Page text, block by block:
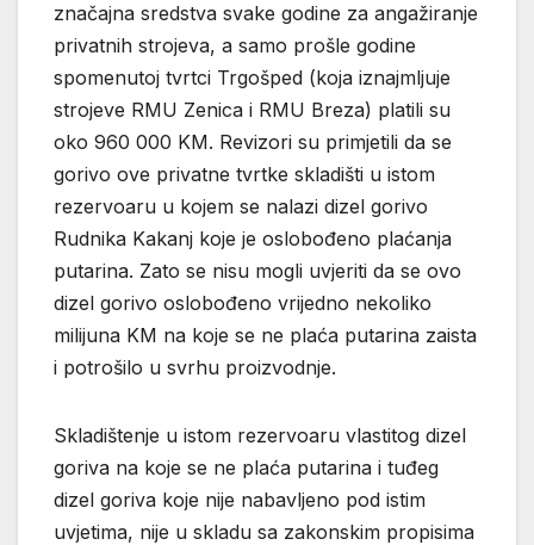
značajna sredstva svake godine za angažiranje
privatnih strojeva, a samo prošle godine
spomenutoj tvrtci Trgošped (koja iznajmljuje
strojeve RMU Zenica i RMU Breza) platili su
oko 960 000 KM. Revizori su primjetili da se
gorivo ove privatne tvrtke skladišti u istom
rezervoaru u kojem se nalazi dizel gorivo
Rudnika Kakanj koje je oslobođeno plaćanja
putarina. Zato se nisu mogli uvjeriti da se ovo
dizel gorivo oslobođeno vrijedno nekoliko
milijuna KM na koje se ne plaća putarina zaista
i potrošilo u svrhu proizvodnje.
Skladištenje u istom rezervoaru vlastitog dizel
goriva na koje se ne plaća putarina i tuđeg
dizel goriva koje nije nabavljeno pod istim
uvjetima, nije u skladu sa zakonskim propisima